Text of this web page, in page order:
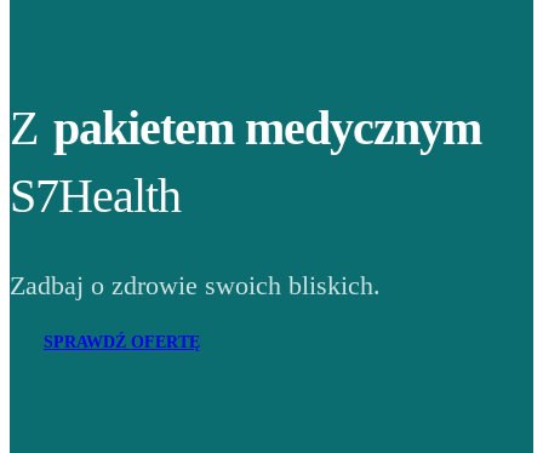
Z pakietem medycznym
S7Health
Zadbaj o zdrowie swoich bliskich.
SPRAWDŹ OFERTĘ